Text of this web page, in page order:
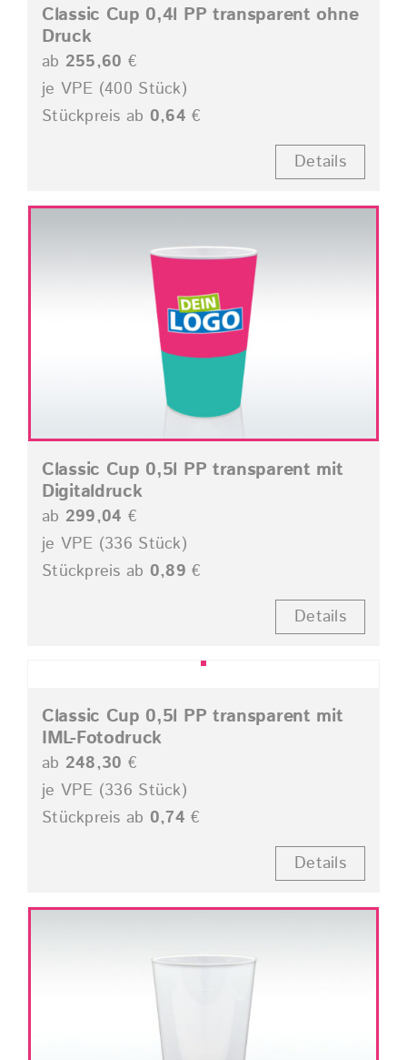
Classic Cup 0,4l PP transparent ohne
Druck
ab 255,60 €
je VPE (400 Stück)
Stückpreis ab 0,64 €
Details
Classic Cup 0,5l PP transparent mit
Digitaldruck
ab 299,04 €
je VPE (336 Stück)
Stückpreis ab 0,89 €
Details
Classic Cup 0,5l PP transparent mit
IML-Fotodruck
ab 248,30 €
je VPE (336 Stück)
Stückpreis ab 0,74 €
Details